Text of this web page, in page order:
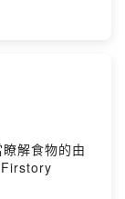
解食物的由